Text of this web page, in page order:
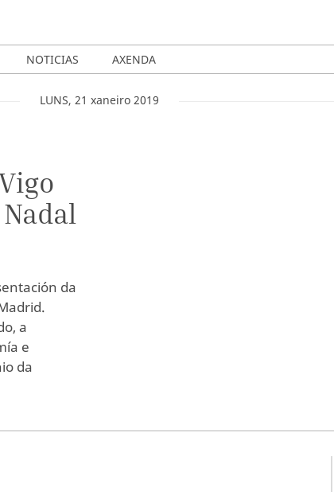
NOTICIAS AXENDA
LUNS, 21 xaneiro 2019
da
a
e
da